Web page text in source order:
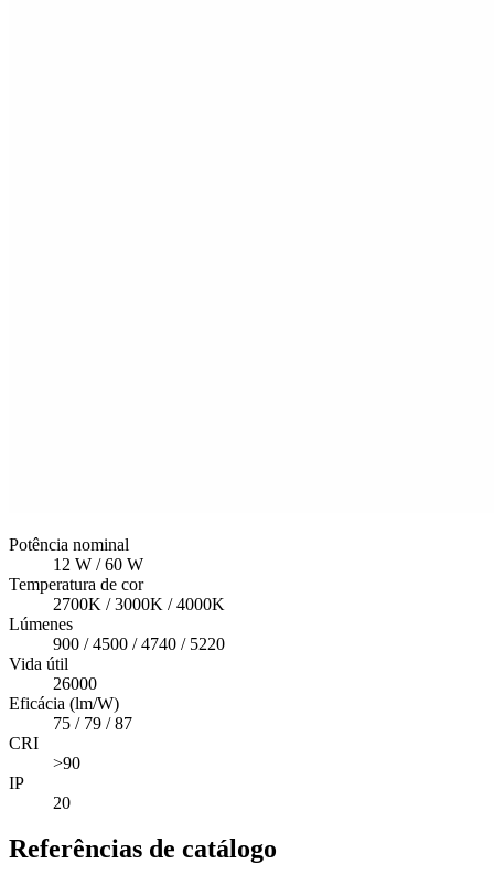
Potência nominal
12 W / 60 W
Temperatura de cor
2700K / 3000K / 4000K
Lúmenes
900 / 4500 / 4740 / 5220
Vida útil
26000
Eficácia (lm/W)
75 / 79 / 87
CRI
>90
IP
20
Referências de catálogo